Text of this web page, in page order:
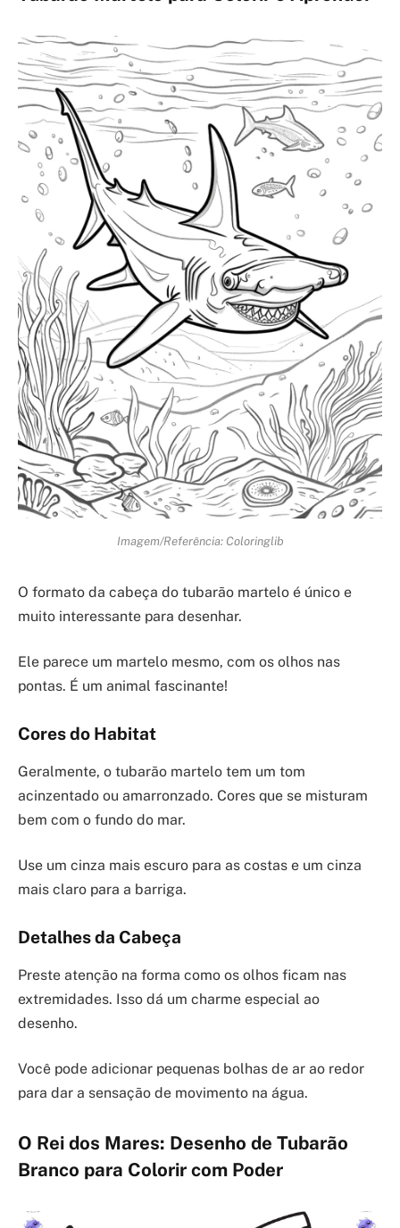
Imagem/Referência: Coloringlib
O formato da cabeça do tubarão martelo é único e
muito interessante para desenhar.
Ele parece um martelo mesmo, com os olhos nas
pontas. É um animal fascinante!
Cores do Habitat
Geralmente, o tubarão martelo tem um tom
acinzentado ou amarronzado. Cores que se misturam
bem com o fundo do mar.
Use um cinza mais escuro para as costas e um cinza
mais claro para a barriga.
Detalhes da Cabeça
Preste atenção na forma como os olhos ficam nas
extremidades. Isso dá um charme especial ao
desenho.
Você pode adicionar pequenas bolhas de ar ao redor
para dar a sensação de movimento na água.
O Rei dos Mares: Desenho de Tubarão
Branco para Colorir com Poder